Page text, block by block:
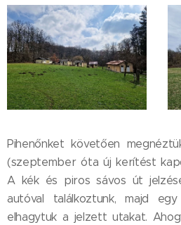
Pihenőnket követően
(szeptember óta új kerítést
A kék és piros sávos út
autóval találkoztunk, majd
elhagytuk a jelzett utakat.